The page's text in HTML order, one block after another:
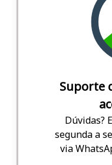
Suporte
Dúvidas?
segunda a
via